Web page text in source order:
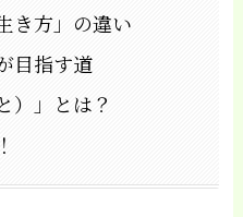
き方」の違い
目指す道
）」とは？